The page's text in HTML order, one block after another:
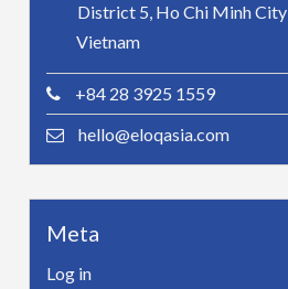
District 5, Ho Chi Minh City
Vietnam
+84 28 3925 1559
hello@eloqasia.com
Meta
Log in